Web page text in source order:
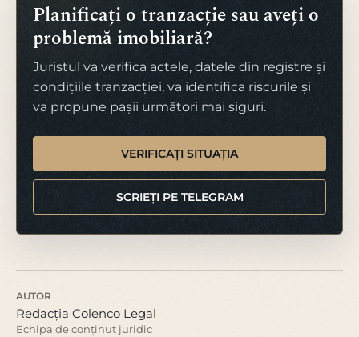
Planificați o tranzacție sau aveți o
problemă imobiliară?
Juristul va verifica actele, datele din registre și
condițiile tranzacției, va identifica riscurile și
va propune pașii următori mai siguri.
VERIFICAȚI SITUAȚIA
SCRIEȚI PE TELEGRAM
AUTOR
Redacția Colenco Legal
Echipa de conținut juridic